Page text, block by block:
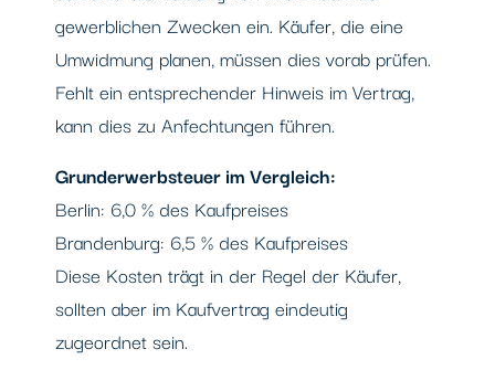
gewerblichen Zwecken ein. Käufer, die eine
Umwidmung planen, müssen dies vorab prüfen.
Fehlt ein entsprechender Hinweis im Vertrag,
kann dies zu Anfechtungen führen.
Grunderwerbsteuer im Vergleich:
Berlin: 6,0 % des Kaufpreises
Brandenburg: 6,5 % des Kaufpreises
Diese Kosten trägt in der Regel der Käufer,
sollten aber im Kaufvertrag eindeutig
zugeordnet sein.